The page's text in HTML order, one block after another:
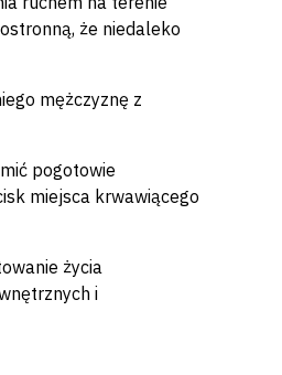
że niedaleko
mężczyznę z
pogotowie
miejsca krwawiącego
życia
i